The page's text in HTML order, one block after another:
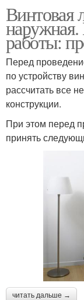
Винтовая
наружная.
работы:
Перед
по устройству
рассчитать все
конструкции.
При этом перед
принять
читать дальше →